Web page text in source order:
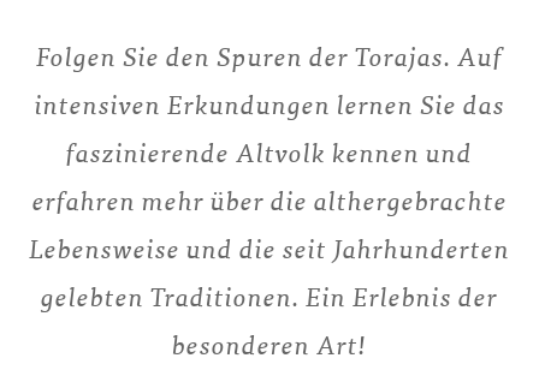
Folgen Sie den Spuren der Torajas. Auf
intensiven Erkundungen lernen Sie das
faszinierende Altvolk kennen und
erfahren mehr über die althergebrachte
Lebensweise und die seit Jahrhunderten
gelebten Traditionen. Ein Erlebnis der
besonderen Art!